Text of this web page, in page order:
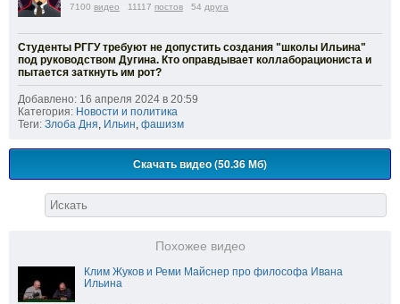
7100 видео 11117 постов 54 друга
Студенты РГГУ требуют не допустить создания "школы Ильина"
под руководством Дугина. Кто оправдывает коллаборациониста и
пытается заткнуть им рот?
Добавлено: 16 апреля 2024 в 20:59
Категория: Новости и политика
Теги: Злоба Дня Ильин фашизм
Скачать видео (50.36 Мб)
Похожее видео
Клим Жуков и Реми Майснер про философа Ивана
Ильина